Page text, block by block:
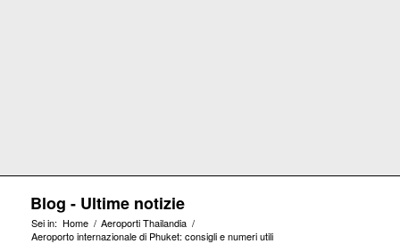
Blog - Ultime notizie
Sei in: Home / Aeroporti Thailandia /
Aeroporto internazionale di Phuket: consigli e numeri utili